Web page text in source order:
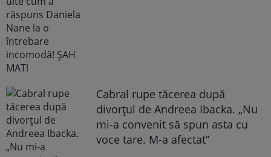
Cabral rupe tăcerea după
divorțul de Andreea Ibacka. „Nu
mi-a convenit să spun asta cu
voce tare. M-a afectat”